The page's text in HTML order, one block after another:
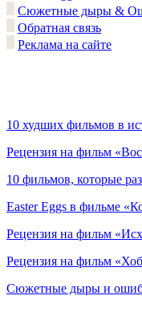
Сюжетные дыры &
Обратная связь
Реклама на сайте
10 худших фильмов в
Рецензия на фильм
10 фильмов, которые
Easter Eggs в фильме
Рецензия на фильм
Рецензия на фильм
Сюжетные дыры и